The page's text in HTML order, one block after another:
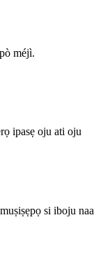
méjì.
ipasẹ oju ati oju
si iboju naa